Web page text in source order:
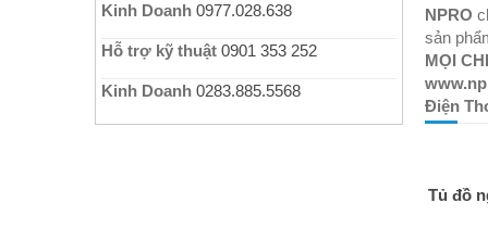
NPRO
sản
MỌI
Điện
Tủ đồ
Kinh Doanh 0977.028.638
Hỗ trợ kỹ thuật 0901 353 252
Kinh Doanh 0283.885.5568